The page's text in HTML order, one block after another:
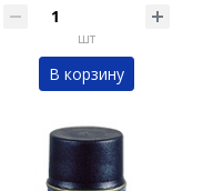
шт
В корзину